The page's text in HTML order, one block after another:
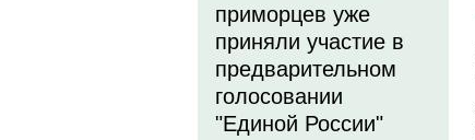
приморцев уже
приняли участие в
предварительном
голосовании
"Единой России"